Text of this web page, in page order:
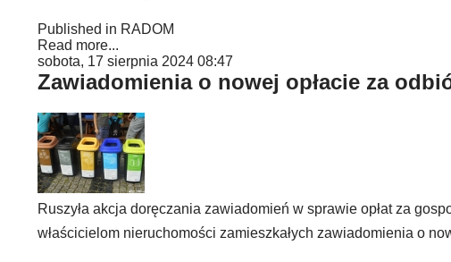
Published in RADOM
Read more...
sobota, 17 sierpnia 2024 08:47
Zawiadomienia o nowej opłacie za
Ruszyła akcja doręczania zawiadomień w sprawie opłat za
właścicielom nieruchomości zamieszkałych zawiadomienia o